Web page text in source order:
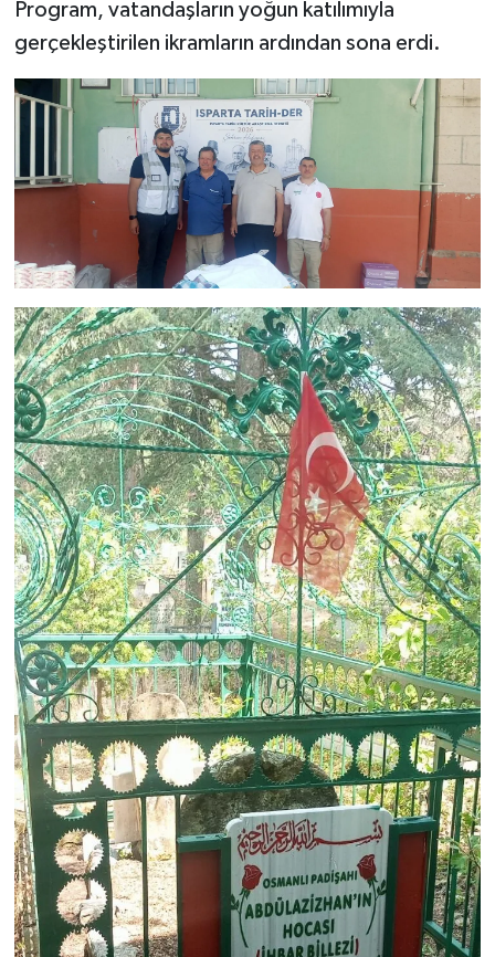
Program, vatandaşların yoğun katılımıyla
gerçekleştirilen ikramların ardından sona erdi.